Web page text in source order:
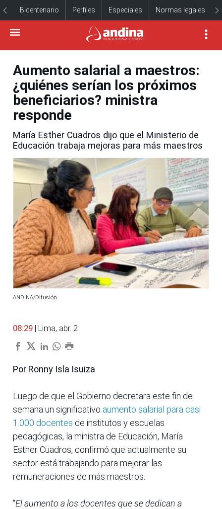
Bicentenario Perfiles Especiales Normas legales
Aumento salarial a maestros:
¿quiénes serían los próximos
beneficiarios? ministra
responde
María Esther Cuadros dijo que el Ministerio de
Educación trabaja mejoras para más maestros
ANDINA/Difusión
08:29 | Lima, abr. 2
Por Ronny Isla Isuiza
Luego de que el Gobierno decretara este fin de
semana un significativo aumento salarial para casi
1.000 docentes de institutos y escuelas
pedagógicas, la ministra de Educación, María
Esther Cuadros, confirmó que actualmente su
sector está trabajando para mejorar las
remuneraciones de más maestros.
“El aumento a los docentes que se dedican a